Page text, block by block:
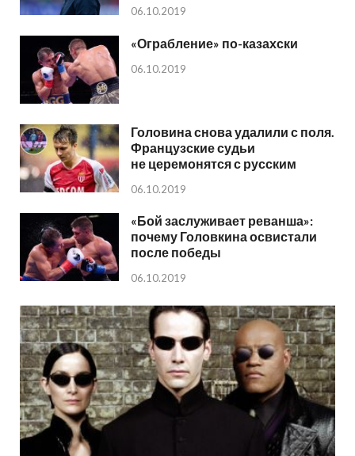
06.10.2019
«Ограбление» по-казахски
06.10.2019
Головина снова удалили с поля.
Французские судьи
не церемонятся с русским
06.10.2019
«Бой заслуживает реванша»:
почему Головкина освистали
после победы
06.10.2019